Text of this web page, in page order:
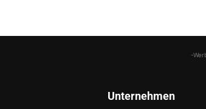
-
Unternehmen